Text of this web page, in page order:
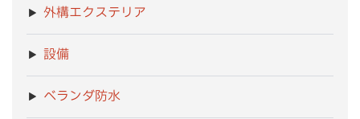
外構エクステリア
設備
ベランダ防水